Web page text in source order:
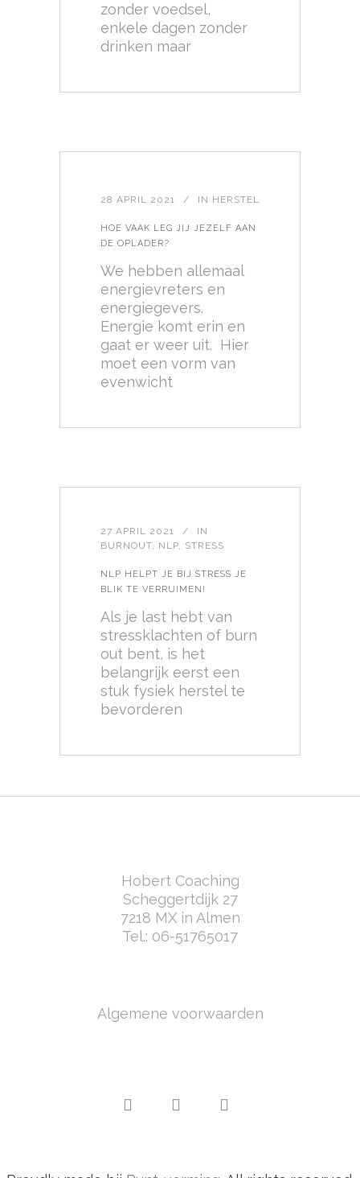
zonder voedsel,
enkele dagen zonder
drinken maar
28 APRIL 2021 IN HERSTEL
HOE VAAK LEG JIJ JEZELF AAN
DE OPLADER?
We hebben allemaal
energievreters en
energiegevers.
Energie komt erin en
gaat er weer uit. Hier
moet een vorm van
evenwicht
27 APRIL 2021
IN
BURNOUT, NLP, STRESS
NLP HELPT JE BIJ STRESS JE
BLIK TE VERRUIMEN!
Als je last hebt van
stressklachten of burn
out bent, is het
belangrijk eerst een
stuk fysiek herstel te
bevorderen
Hobert Coaching
Scheggertdijk 27
7218 MX in Almen
Tel.: 06-51765017
Algemene voorwaarden